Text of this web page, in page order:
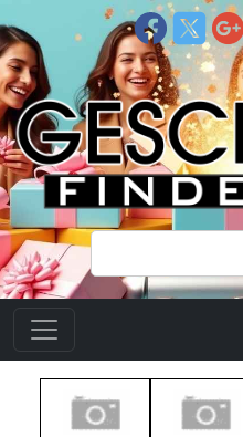
Suchen
nach: